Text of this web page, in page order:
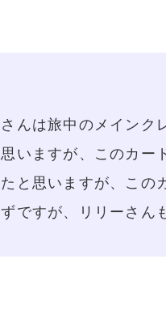
さんは旅中のメインク
いますが、このカー
たと思いますが、この
ですが、リリーさん